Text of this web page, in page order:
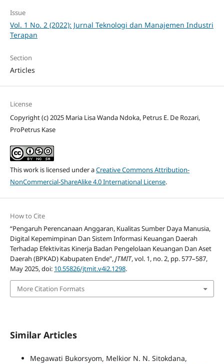
Issue
Vol. 1 No. 2 (2022): Jurnal Teknologi dan Manajemen Industri
Terapan
Section
Articles
License
Copyright (c) 2025 Maria Lisa Wanda Ndoka, Petrus E. De Rozari,
ProPetrus Kase
This work is licensed under aCreative Commons Attribution-
NonCommercial-ShareAlike 4.0 International License.
How to Cite
“Pengaruh Perencanaan Anggaran, Kualitas Sumber Daya Manusia,
Digital Kepemimpinan Dan Sistem Informasi Keuangan Daerah
Terhadap Efektivitas Kinerja Badan Pengelolaan Keuangan Dan Aset
Daerah (BPKAD) Kabupaten Ende”,JTMIT, vol. 1, no. 2, pp. 577–587,
May 2025, doi: 10.55826/jtmit.v4i2.1298.
More Citation Formats
Similar Articles
Megawati Bukorsyom, Melkior N. N. Sitokdana,